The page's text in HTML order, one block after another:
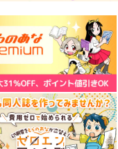
作品詳細